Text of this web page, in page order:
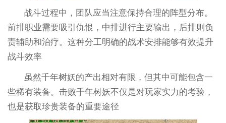
战斗过程中，团队应当注意保持合理的阵型分布。
前排职业需要吸引仇恨，中排进行主要输出，后排则负
责辅助和治疗。这种分工明确的战术安排能够有效提升
战斗效率
虽然千年树妖的产出相对有限，但其中可能包含一
些稀有装备。击败千年树妖不仅是对玩家实力的考验，
也是获取珍贵装备的重要途径